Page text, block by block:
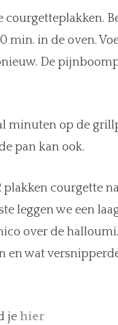
courgetteplakken.
min. in de oven.
De
minuten op de
pan kan ook.
courgette
leggen we een
over de
wat
je hier